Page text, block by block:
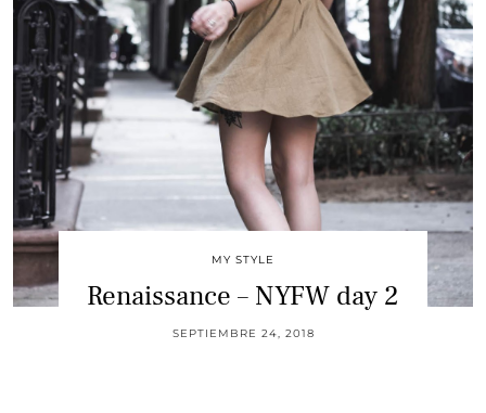
MY STYLE
Renaissance – NYFW day 2
SEPTIEMBRE 24, 2018